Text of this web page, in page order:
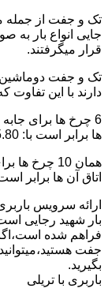
تک و جفت از جمله
جایی انواع بار به
قرار میگرفتند.
تک و جفت دوماشین
دارند با این تفاوت که جفت 5 تن بیشتر از
ها برابر است با: 5.80*2.20 متر
اتاق آن ها برابر است با:
ارائه سرویس
بار شهید رجایی
فراهم شده
جفت
بگیرید.
باربری با تریلی